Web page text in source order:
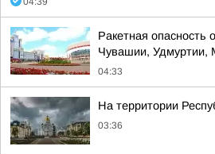
Ракетная опасность
Чувашии, Удмуртии,
04:33
На территории
03:36